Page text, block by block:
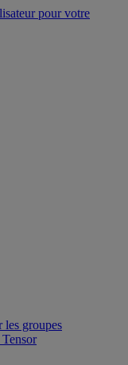
pour votre
les groupes